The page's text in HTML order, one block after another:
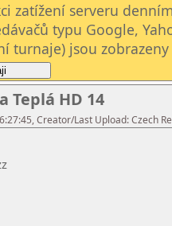
zatížení serveru
typu Google,
turnaje) jsou
Teplá HD 14
Creator/Last Upload: Czech